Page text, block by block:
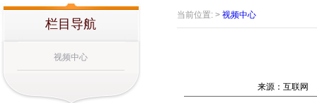
栏目导航
视频中心
当前位置: > 视频中心
来源：互联网